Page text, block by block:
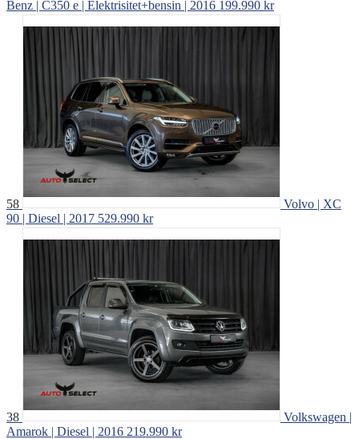
Benz | C350 e | Elektrisitet+bensin | 2016 199.990 kr
58
Volvo | XC
90 | Diesel | 2017 529.990 kr
38
Volkswagen |
Amarok | Diesel | 2016 219.990 kr